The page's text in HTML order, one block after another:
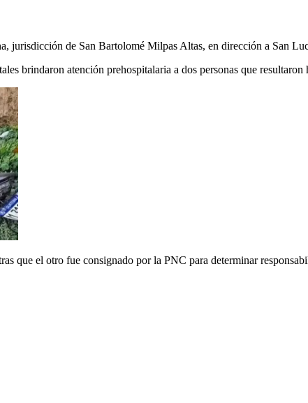
jurisdicción de San Bartolomé Milpas Altas, en dirección a San
brindaron atención prehospitalaria a dos personas que resultaron
que el otro fue consignado por la PNC para determinar